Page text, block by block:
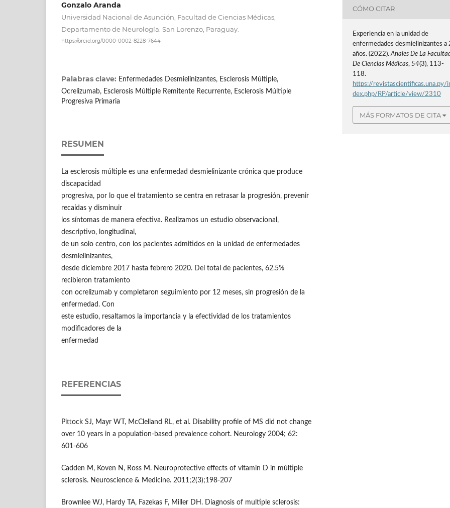
Gonzalo Aranda
Universidad Nacional de Asunción, Facultad de Ciencias Médicas,
Departamento de Neurología. San Lorenzo, Paraguay.
https://orcid.org/0000-0002-8228-7644
Palabras clave: Enfermedades Desmielinizantes, Esclerosis Múltiple,
Ocrelizumab, Esclerosis Múltiple Remitente Recurrente, Esclerosis Múltiple
Progresiva Primaria
RESUMEN
La esclerosis múltiple es una enfermedad desmielinizante crónica que produce
discapacidad
progresiva, por lo que el tratamiento se centra en retrasar la progresión, prevenir
recaídas y disminuir
los síntomas de manera efectiva. Realizamos un estudio observacional,
descriptivo, longitudinal,
de un solo centro, con los pacientes admitidos en la unidad de enfermedades
desmielinizantes,
desde diciembre 2017 hasta febrero 2020. Del total de pacientes, 62.5%
recibieron tratamiento
con ocrelizumab y completaron seguimiento por 12 meses, sin progresión de la
enfermedad. Con
este estudio, resaltamos la importancia y la efectividad de los tratamientos
modificadores de la
enfermedad
REFERENCIAS
Pittock SJ, Mayr WT, McClelland RL, et al. Disability profile of MS did not change
over 10 years in a population-based prevalence cohort. Neurology 2004; 62:
601-606
Cadden M, Koven N, Ross M. Neuroprotective effects of vitamin D in múltiple
sclerosis. Neuroscience & Medicine. 2011;2(3);198-207
Brownlee WJ, Hardy TA, Fazekas F, Miller DH. Diagnosis of multiple sclerosis:
CÓMO CITAR
Experiencia en la unidad de
enfermedades desmielinizantes a
años. (2022).Anales De La
De Ciencias Médicas,54(3), 113-
118.
https://revistascientificas.una.py/
dex.php/RP/article/view/2310
MÁS FORMATOS DE CITA